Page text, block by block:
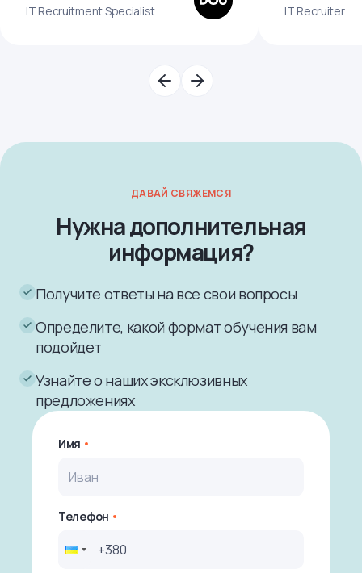
IT Recruitment Specialist IT Recruiter
ДАВАЙ СВЯЖЕМСЯ
Нужна дополнительная
информация?
Получите ответы на все свои вопросы
Определите, какой формат обучения вам
подойдет
Узнайте о наших эксклюзивных
предложениях
Имя
Телефон